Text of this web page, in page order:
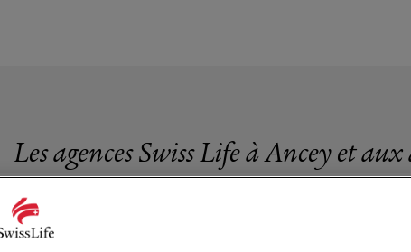
Les agences Swiss Life à Ancey et